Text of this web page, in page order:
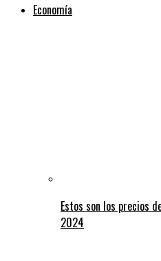
Economía
Estos son los precios
2024